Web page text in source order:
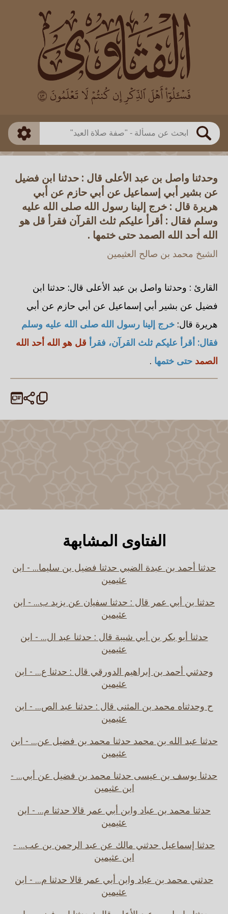
بحث
العالم
بن باز
بن العثيمين
اللجنة الدائمة
طريقة البحث
ذكي
وحدثنا واصل بن عبد الأعلى قال : حدثنا ابن فضيل
عن بشير أبي إسماعيل عن أبي حازم عن أبي
هريرة قال : خرج إلينا رسول الله صلى الله عليه
وسلم فقال : أقرأ عليكم ثلث القرآن فقرأ قل هو
الله أحد الله الصمد حتى ختمها .
الشيخ محمد بن صالح العثيمين
القارئ : وحدثنا واصل بن عبد الأعلى قال: حدثنا ابن
فضيل عن بشير أبي إسماعيل عن أبي حازم عن أبي
هريرة قال: خرج إلينا رسول الله صلى الله عليه وسلم
فقال: أقرأ عليكم ثلث القرآن، فقرأ قل هو الله أحد الله
الصمد حتى ختمها .
الفتاوى المشابهة
حدثنا أحمد بن عبدة الضبي حدثنا فضيل بن سليما... - ابن
عثيمين
حدثنا بن أبي عمر قال : حدثنا سفيان عن يزيد ب... - ابن
عثيمين
حدثنا أبو بكر بن أبي شيبة قال : حدثنا عبد ال... - ابن
عثيمين
وحدثني أحمد بن إبراهيم الدورقي قال : حدثنا ع... - ابن
عثيمين
ح وحدثناه محمد بن المثنى قال : حدثنا عبد الص... - ابن
عثيمين
حدثنا عبد الله بن محمد حدثنا محمد بن فضيل عن... - ابن
عثيمين
حدثنا يوسف بن عيسى حدثنا محمد بن فضيل عن أبي... -
ابن عثيمين
حدثنا محمد بن عباد وابن أبي عمر قالا حدثنا م... - ابن
عثيمين
حدثنا إسماعيل حدثني مالك عن عبد الرحمن بن عب... -
ابن عثيمين
حدثني محمد بن عباد وابن أبي عمر قالا حدثنا م... - ابن
عثيمين